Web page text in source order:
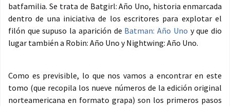
batfamilia. Se trata de Batgirl: Año Uno, historia enmarcada
dentro de una iniciativa de los escritores para explotar el
filón que supuso la aparición de Batman: Año Uno y que dio
lugar también a Robin: Año Uno y Nightwing: Año Uno.
Como es previsible, lo que nos vamos a encontrar en este
tomo (que recopila los nueve números de la edición original
norteamericana en formato grapa) son los primeros pasos